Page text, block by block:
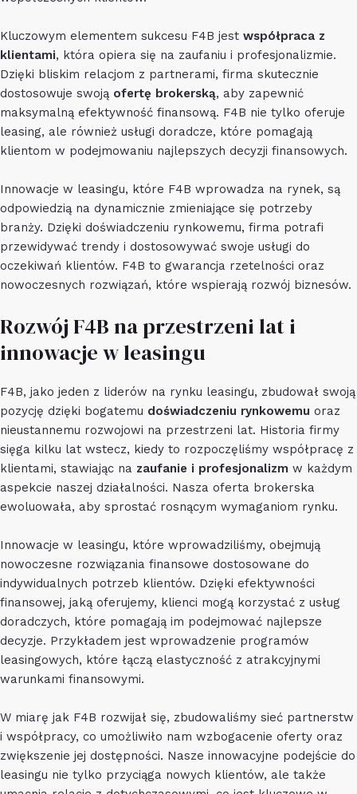
Kluczowym elementem sukcesu F4B jest współpraca z
klientami, która opiera się na zaufaniu i profesjonalizmie.
Dzięki bliskim relacjom z partnerami, firma skutecznie
dostosowuje swoją ofertę brokerską, aby zapewnić
maksymalną efektywność finansową. F4B nie tylko oferuje
leasing, ale również usługi doradcze, które pomagają
klientom w podejmowaniu najlepszych decyzji finansowych.
Innowacje w leasingu, które F4B wprowadza na rynek, są
odpowiedzią na dynamicznie zmieniające się potrzeby
branży. Dzięki doświadczeniu rynkowemu, firma potrafi
przewidywać trendy i dostosowywać swoje usługi do
oczekiwań klientów. F4B to gwarancja rzetelności oraz
nowoczesnych rozwiązań, które wspierają rozwój biznesów.
Rozwój F4B na przestrzeni lat i
innowacje w leasingu
F4B, jako jeden z liderów na rynku leasingu, zbudował swoją
pozycję dzięki bogatemu doświadczeniu rynkowemu oraz
nieustannemu rozwojowi na przestrzeni lat. Historia firmy
sięga kilku lat wstecz, kiedy to rozpoczęliśmy współpracę z
klientami, stawiając na zaufanie i profesjonalizm w każdym
aspekcie naszej działalności. Nasza oferta brokerska
ewoluowała, aby sprostać rosnącym wymaganiom rynku.
Innowacje w leasingu, które wprowadziliśmy, obejmują
nowoczesne rozwiązania finansowe dostosowane do
indywidualnych potrzeb klientów. Dzięki efektywności
finansowej, jaką oferujemy, klienci mogą korzystać z usług
doradczych, które pomagają im podejmować najlepsze
decyzje. Przykładem jest wprowadzenie programów
leasingowych, które łączą elastyczność z atrakcyjnymi
warunkami finansowymi.
W miarę jak F4B rozwijał się, zbudowaliśmy sieć partnerstw
i współpracy, co umożliwiło nam wzbogacenie oferty oraz
zwiększenie jej dostępności. Nasze innowacyjne podejście do
leasingu nie tylko przyciąga nowych klientów, ale także